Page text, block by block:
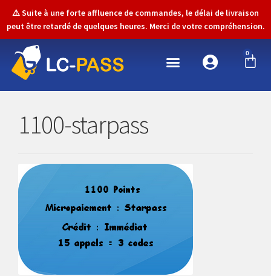
⚠️ Suite à une forte affluence de commandes, le délai de livraison
peut être retardé de quelques heures. Merci de votre compréhension.
0
1100-starpass